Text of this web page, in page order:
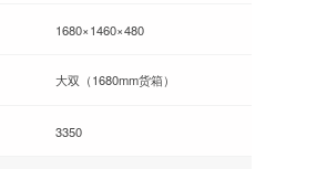
1680×1460×480
大双（1680mm货箱）
3350